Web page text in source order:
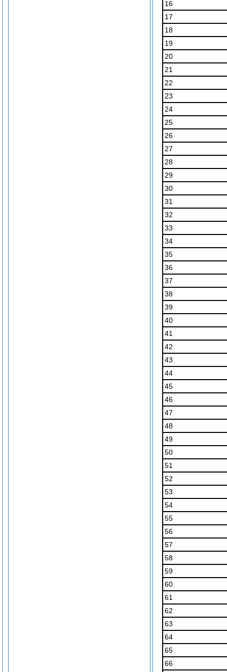
16
17
18
19
20
21
22
23
24
25
26
27
28
29
30
31
32
33
34
35
36
37
38
39
40
41
42
43
44
45
46
47
48
49
50
51
52
53
54
55
56
57
58
59
60
61
62
63
64
65
66